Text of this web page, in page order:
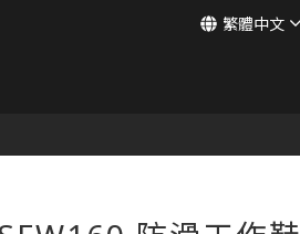
繁體中文